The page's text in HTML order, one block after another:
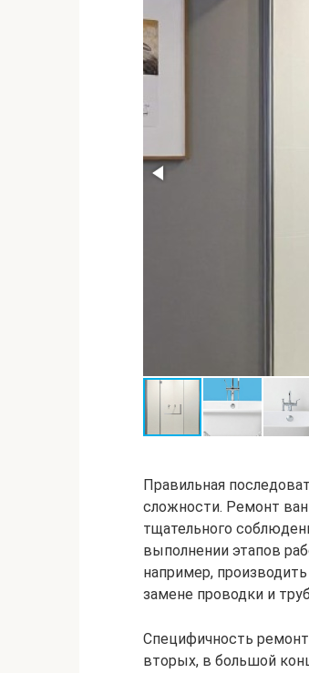
Правильная
сложности. Ремонт
тщательного
выполнении этапов
например,
замене проводки и
Специфичность
вторых, в большой